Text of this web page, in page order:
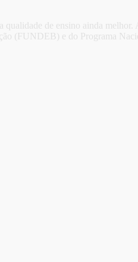
de ensino ainda
(FUNDEB) e do Programa